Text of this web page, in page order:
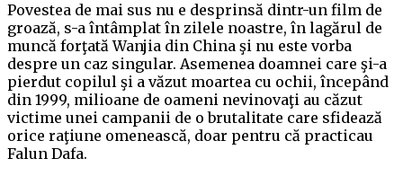
Povestea de mai sus nu e desprinsă dintr-un film de
groază, s-a întâmplat în zilele noastre, în lagărul de
muncă forţată Wanjia din China şi nu este vorba
despre un caz singular. Asemenea doamnei care şi-a
pierdut copilul şi a văzut moartea cu ochii, începând
din 1999, milioane de oameni nevinovaţi au căzut
victime unei campanii de o brutalitate care sfidează
orice raţiune omenească, doar pentru că practicau
Falun Dafa.